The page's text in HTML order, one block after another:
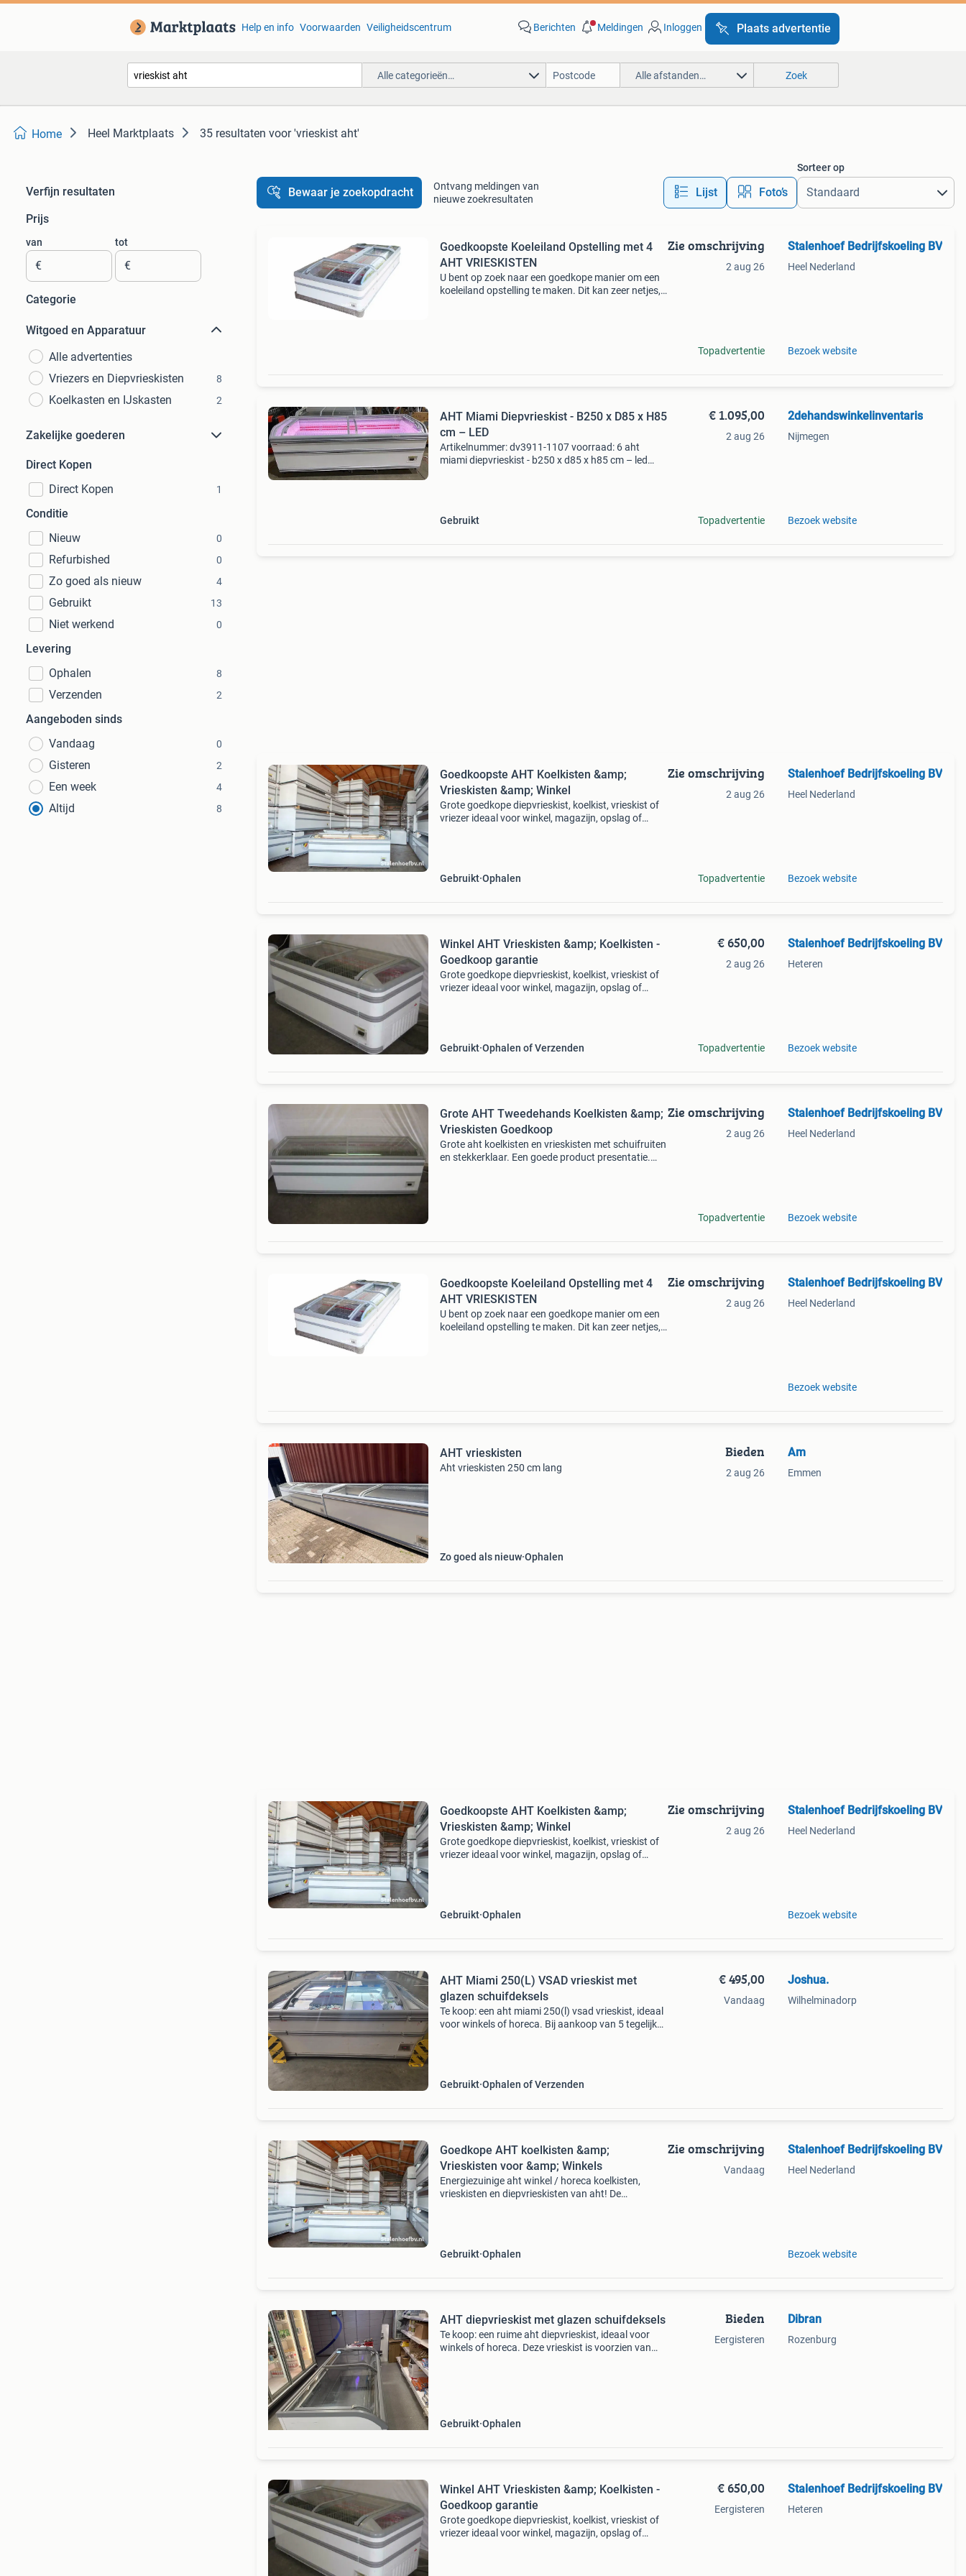
Help en info Voorwaarden Veiligheidscentrum Berichten Meldingen Inloggen Plaats advertentie
Alle categorieën… Alle afstanden… Zoek
Home Heel Marktplaats 35 resultaten voor 'vrieskist aht'
Verfijn resultaten
Prijs
van
€
tot
€
Categorie
Witgoed en Apparatuur
Alle advertenties
Vriezers en Diepvrieskisten
8
Koelkasten en IJskasten 2
Zakelijke goederen
Direct Kopen
Direct Kopen
1
Conditie
Nieuw
0
Refurbished 0
Zo goed als nieuw 4
Gebruikt 13
Niet werkend 0
Levering
Ophalen
8
Verzenden 2
Aangeboden sinds
Vandaag
0
Gisteren 2
Een week 4
Altijd 8
Bewaar je zoekopdracht
Ontvang meldingen van
nieuwe zoekresultaten
Lijst Foto’s
Sorteer op
Goedkoopste Koeleiland Opstelling met 4
AHT VRIESKISTEN
U bent op zoek naar een goedkope manier om een
koeleiland opstelling te maken. Dit kan zeer netjes,
Zie omschrijving
2 aug 26
Topadvertentie
Stalenhoef Bedrijfskoeling BV
Heel Nederland
Bezoek website
AHT Miami Diepvrieskist - B250 x D85 x H85
cm – LED
Artikelnummer: dv3911-1107 voorraad: 6 aht
miami diepvrieskist - b250 x d85 x h85 cm – led
Gebruikt
€ 1.095,00
2 aug 26
Topadvertentie
2dehandswinkelinventaris
Nijmegen
Bezoek website
Goedkoopste AHT Koelkisten &amp;
Vrieskisten &amp; Winkel
Grote goedkope diepvrieskist, koelkist, vrieskist of
vriezer ideaal voor winkel, magazijn, opslag of
Gebruikt Ophalen
Zie omschrijving
2 aug 26
Topadvertentie
Stalenhoef Bedrijfskoeling BV
Heel Nederland
Bezoek website
Winkel AHT Vrieskisten &amp; Koelkisten -
Goedkoop garantie
Grote goedkope diepvrieskist, koelkist, vrieskist of
vriezer ideaal voor winkel, magazijn, opslag of
Gebruikt Ophalen of Verzenden
€ 650,00
2 aug 26
Topadvertentie
Stalenhoef Bedrijfskoeling BV
Heteren
Bezoek website
Grote AHT Tweedehands Koelkisten &amp;
Vrieskisten Goedkoop
Grote aht koelkisten en vrieskisten met schuifruiten
en stekkerklaar. Een goede product presentatie.
Zie omschrijving
2 aug 26
Topadvertentie
Stalenhoef Bedrijfskoeling BV
Heel Nederland
Bezoek website
Goedkoopste Koeleiland Opstelling met 4
AHT VRIESKISTEN
U bent op zoek naar een goedkope manier om een
koeleiland opstelling te maken. Dit kan zeer netjes,
Zie omschrijving
2 aug 26
Stalenhoef Bedrijfskoeling BV
Heel Nederland
Bezoek website
AHT vrieskisten
Aht vrieskisten 250 cm lang
Zo goed als nieuw Ophalen
Bieden
2 aug 26
Am
Emmen
Goedkoopste AHT Koelkisten &amp;
Vrieskisten &amp; Winkel
Grote goedkope diepvrieskist, koelkist, vrieskist of
vriezer ideaal voor winkel, magazijn, opslag of
Gebruikt Ophalen
Zie omschrijving
2 aug 26
Stalenhoef Bedrijfskoeling BV
Heel Nederland
Bezoek website
AHT Miami 250(L) VSAD vrieskist met
glazen schuifdeksels
Te koop: een aht miami 250(l) vsad vrieskist, ideaal
voor winkels of horeca. Bij aankoop van 5 tegelijk
Gebruikt Ophalen of Verzenden
€ 495,00
Vandaag
Joshua.
Wilhelminadorp
Goedkope AHT koelkisten &amp;
Vrieskisten voor &amp; Winkels
Energiezuinige aht winkel / horeca koelkisten,
vrieskisten en diepvrieskisten van aht! De
Gebruikt Ophalen
Zie omschrijving
Vandaag
Stalenhoef Bedrijfskoeling BV
Heel Nederland
Bezoek website
AHT diepvrieskist met glazen schuifdeksels
Te koop: een ruime aht diepvrieskist, ideaal voor
winkels of horeca. Deze vrieskist is voorzien van
Gebruikt Ophalen
Bieden
Eergisteren
Dibran
Rozenburg
Winkel AHT Vrieskisten &amp; Koelkisten -
Goedkoop garantie
Grote goedkope diepvrieskist, koelkist, vrieskist of
vriezer ideaal voor winkel, magazijn, opslag of
€ 650,00
Eergisteren
Stalenhoef Bedrijfskoeling BV
Heteren